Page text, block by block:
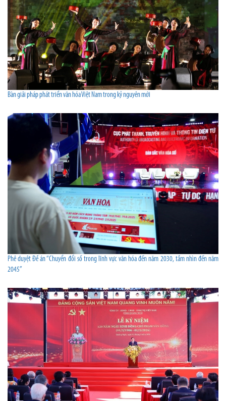
Bàn giải pháp phát triển văn hóa Việt Nam trong kỷ nguyên mới
Phê duyệt Đề án “Chuyển đổi số trong lĩnh vực văn hóa đến năm 2030, tầm nhìn đến năm
2045”